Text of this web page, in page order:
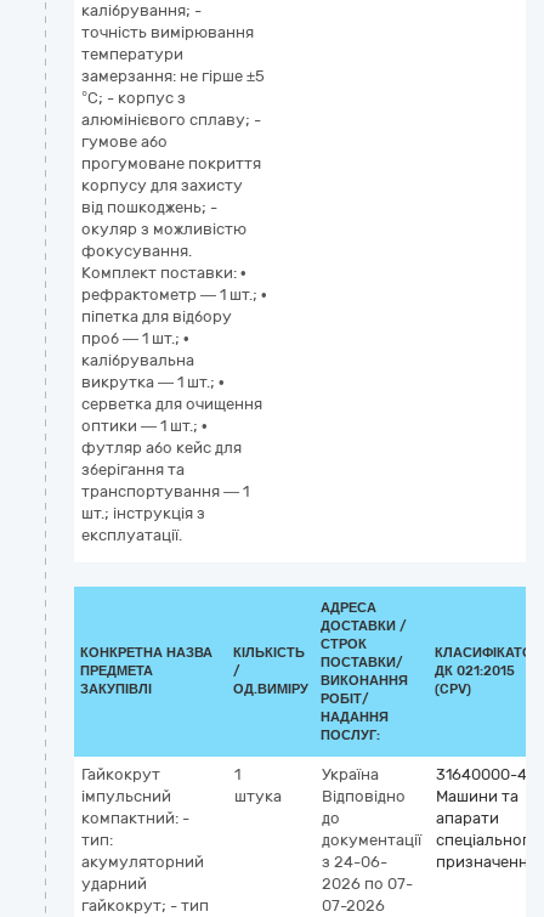
калібрування; -
точність вимірювання
температури
замерзання: не гірше ±5
°С; - корпус з
алюмінієвого сплаву; -
гумове або
прогумоване покриття
корпусу для захисту
від пошкоджень; -
окуляр з можливістю
фокусування.
Комплект поставки: •
рефрактометр — 1 шт.; •
піпетка для відбору
проб — 1 шт.; •
калібрувальна
викрутка — 1 шт.; •
серветка для очищення
оптики — 1 шт.; •
футляр або кейс для
зберігання та
транспортування — 1
шт.; інструкція з
експлуатації.
КОНКРЕТНА НАЗВА
ПРЕДМЕТА
ЗАКУПІВЛІ
КІЛЬКІСТЬ
/
ОД.ВИМІРУ
АДРЕСА
ДОСТАВКИ /
СТРОК
ПОСТАВКИ/
ВИКОНАННЯ
РОБІТ/
НАДАННЯ
ПОСЛУГ:
КЛАСИФІКАТОР
ДК 021:2015
(CPV)
Гайкокрут
імпульсний
компактний: -
тип:
акумуляторний
ударний
гайкокрут; - тип
1
штука
Україна
Відповідно
до
документації
з 24-06-
2026 по 07-
07-2026
31640000-4
Машини та
апарати
спеціального
призначення